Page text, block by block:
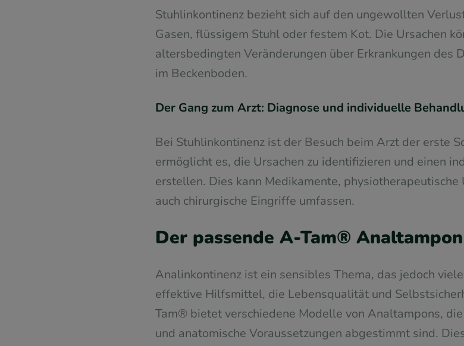
Stuhlinkontinenz bezieht sich auf den ungewollten
Gasen, flüssigem Stuhl oder festem Kot. Die Ursachen
altersbedingten Veränderungen über Erkrankungen des
im Beckenboden.
Der Gang zum Arzt: Diagnose und individuelle
Bei Stuhlinkontinenz ist der Besuch beim Arzt der erste
ermöglicht es, die Ursachen zu identifizieren und einen
erstellen. Dies kann Medikamente, physiotherapeutische
auch chirurgische Eingriffe umfassen.
Der passende A-Tam®
Analinkontinenz ist ein sensibles Thema, das jedoch
effektive Hilfsmittel, die Lebensqualität und
Tam® bietet verschiedene Modelle von Analtampons,
und anatomische Voraussetzungen abgestimmt sind.